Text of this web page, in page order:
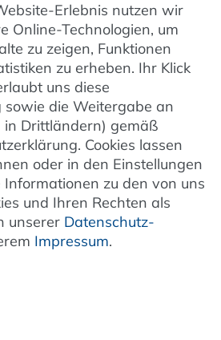
Altgeräten
Erlebnis nutzen wir
Online-Technologien, um
zu zeigen, Funktionen
zu erheben. Ihr Klick
uns diese
die Weitergabe an
Drittländern) gemäß
Cookies lassen
oder in den Einstellungen
zu den von uns
und Ihren Rechten als
unserer Daten­schutz­
Impressum.